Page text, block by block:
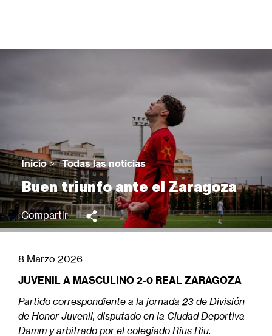
principal
Sobrescribir
enlaces
de
ayuda
la
navegación
Inicio > Todas las noticias
Buen triunfo ante el Zaragoza
Compartir
8 Marzo 2026
JUVENIL A MASCULINO 2-0 REAL ZARAGOZA
Partido correspondiente a la jornada 23 de División
de Honor Juvenil, disputado en la Ciudad Deportiva
Damm y arbitrado por el colegiado Rius Riu.